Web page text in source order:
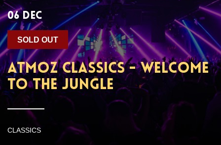
06 DEC
SOLD OUT
Atmoz Classics - Welcome
To The Jungle
CLASSICS